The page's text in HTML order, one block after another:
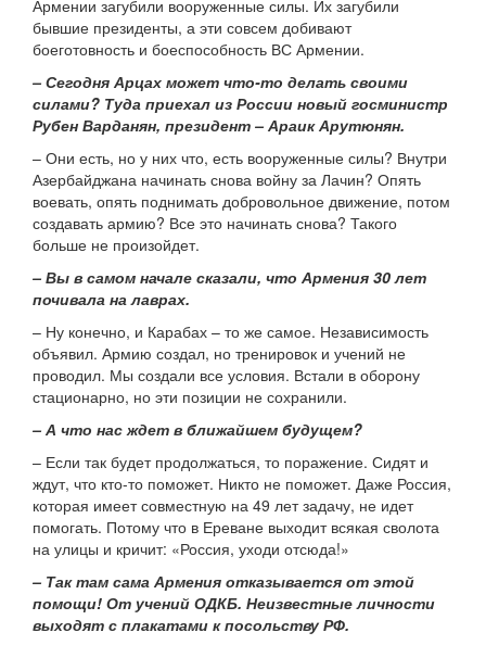
Армении загубили вооруженные силы. Их загубили
бывшие президенты, а эти совсем добивают
боеготовность и боеспособность ВС Армении.
– Сегодня Арцах может что-то делать своими
силами? Туда приехал из России новый госминистр
Рубен Варданян, президент – Араик Арутюнян.
– Они есть, но у них что, есть вооруженные силы? Внутри
Азербайджана начинать снова войну за Лачин? Опять
воевать, опять поднимать добровольное движение, потом
создавать армию? Все это начинать снова? Такого
больше не произойдет.
– Вы в самом начале сказали, что Армения 30 лет
почивала на лаврах.
– Ну конечно, и Карабах – то же самое. Независимость
объявил. Армию создал, но тренировок и учений не
проводил. Мы создали все условия. Встали в оборону
стационарно, но эти позиции не сохранили.
– А что нас ждет в ближайшем будущем?
– Если так будет продолжаться, то поражение. Сидят и
ждут, что кто-то поможет. Никто не поможет. Даже Россия,
которая имеет совместную на 49 лет задачу, не идет
помогать. Потому что в Ереване выходит всякая сволота
на улицы и кричит: «Россия, уходи отсюда!»
– Так там сама Армения отказывается от этой
помощи! От учений ОДКБ. Неизвестные личности
выходят с плакатами к посольству РФ.